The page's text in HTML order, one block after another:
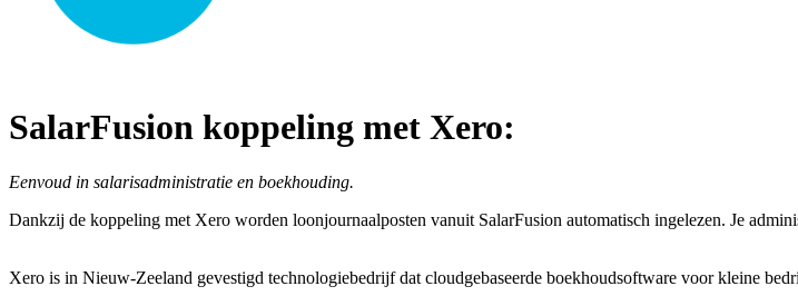
SalarFusion koppeling met Xero:
Eenvoud in salarisadministratie en boekhouding.
Dankzij de koppeling met Xero worden loonjournaalposten vanuit SalarFusion automatisch ingelezen. Je
Xero is in Nieuw-Zeeland gevestigd technologiebedrijf dat cloudgebaseerde boekhoudsoftware voor kleine